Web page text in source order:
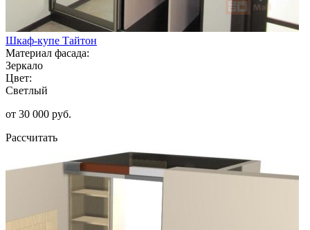
Шкаф-купе Тайтон
Материал фасада:
Зеркало
Цвет:
Светлый
от 30 000 руб.
Рассчитать